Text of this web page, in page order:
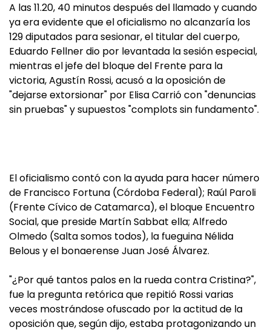
A las 11.20, 40 minutos después del llamado y cuando
ya era evidente que el oficialismo no alcanzaría los
129 diputados para sesionar, el titular del cuerpo,
Eduardo Fellner dio por levantada la sesión especial,
mientras el jefe del bloque del Frente para la
victoria, Agustín Rossi, acusó a la oposición de
"dejarse extorsionar" por Elisa Carrió con "denuncias
sin pruebas" y supuestos "complots sin fundamento".
El oficialismo contó con la ayuda para hacer número
de Francisco Fortuna (Córdoba Federal); Raúl Paroli
(Frente Cívico de Catamarca), el bloque Encuentro
Social, que preside Martín Sabbat ella; Alfredo
Olmedo (Salta somos todos), la fueguina Nélida
Belous y el bonaerense Juan José Álvarez.
"¿Por qué tantos palos en la rueda contra Cristina?",
fue la pregunta retórica que repitió Rossi varias
veces mostrándose ofuscado por la actitud de la
oposición que, según dijo, estaba protagonizando un